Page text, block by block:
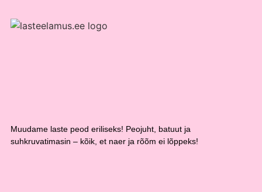
Muudame laste peod eriliseks! Peojuht, batuut ja
suhkruvatimasin – kõik, et naer ja rõõm ei lõppeks!